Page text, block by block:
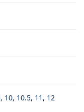
10, 10.5, 11, 12